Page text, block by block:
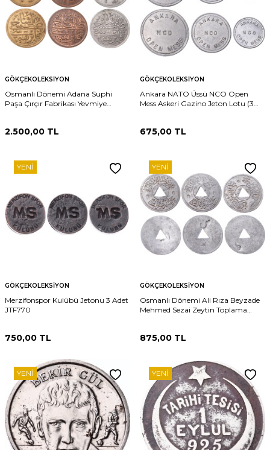
GÖKÇEKOLEKSIYON
Osmanlı Dönemi Adana Suphi
Paşa Çırçır Fabrikası Yevmiye
2.500,00 TL
GÖKÇEKOLEKSIYON
Ankara NATO Üssü NCO Open
Mess Askeri Gazino Jeton Lotu (3
675,00 TL
YENI
GÖKÇEKOLEKSIYON
Merzifonspor Kulübü Jetonu 3 Adet
JTF770
750,00 TL
YENI
GÖKÇEKOLEKSIYON
Osmanlı Dönemi Ali Rıza Beyzade
Mehmed Sezai Zeytin Toplama
875,00 TL
YENI YENI